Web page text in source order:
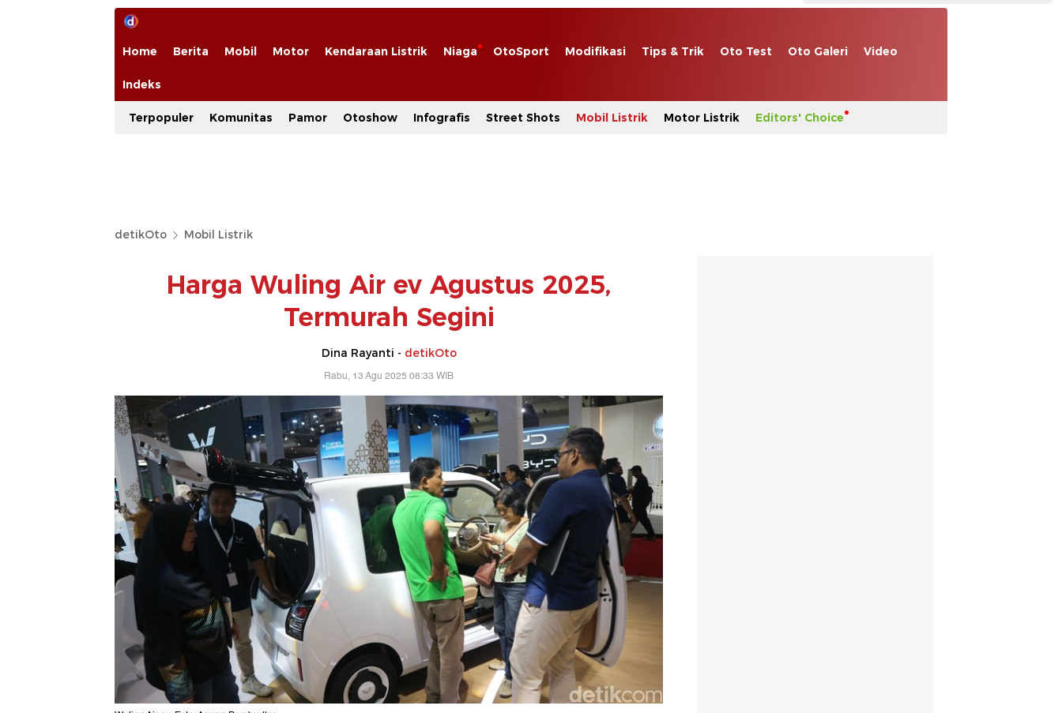
Home Berita Mobil Motor Kendaraan Listrik Niaga OtoSport Modifikasi Tips & Trik Oto Test Oto Galeri Video
Indeks
Terpopuler Komunitas Pamor Otoshow Infografis Street Shots Mobil Listrik Motor Listrik Editors' Choice
detikOto Mobil Listrik
Harga Wuling Air ev Agustus 2025,
Termurah Segini
Dina Rayanti - detikOto
Rabu, 13 Agu 2025 08:33 WIB